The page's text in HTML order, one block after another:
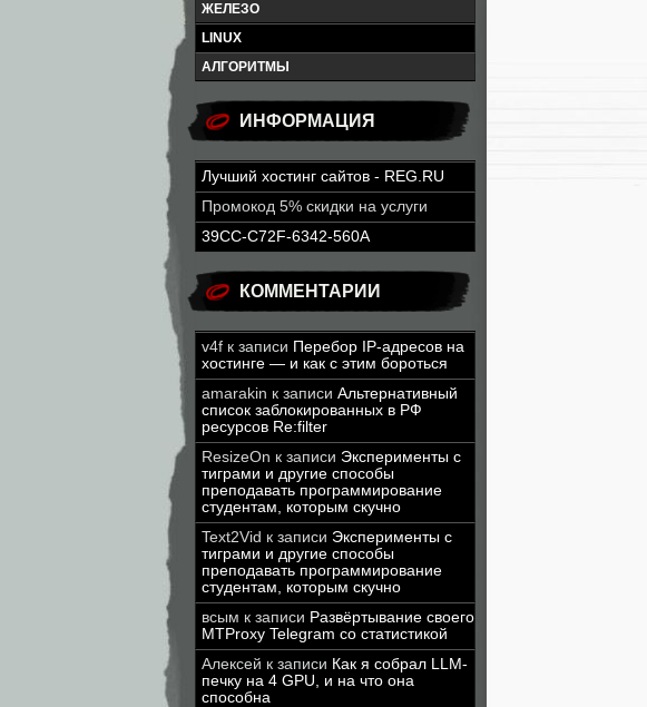
ЖЕЛЕЗО
LINUX
АЛГОРИТМЫ
ИНФОРМАЦИЯ
Лучший хостинг сайтов - REG.RU
Промокод 5% скидки на услуги
39CC-C72F-6342-560A
КОММЕНТАРИИ
v4f к записи Перебор IP-адресов на
хостинге — и как с этим бороться
amarakin к записи Альтернативный
список заблокированных в РФ
ресурсов Re:filter
ResizeOn к записи Эксперименты с
тиграми и другие способы
преподавать программирование
студентам, которым скучно
Text2Vid к записи Эксперименты с
тиграми и другие способы
преподавать программирование
студентам, которым скучно
всым к записи Развёртывание своего
MTProxy Telegram со статистикой
Алексей к записи Как я собрал LLM-
печку на 4 GPU, и на что она
способна